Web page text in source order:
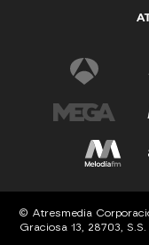
© Atresmedia
Graciosa 13, 28703,